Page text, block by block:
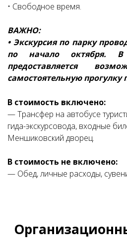
• Свободное время.
ВАЖНО:
•Экскурсия по парку
по начало октября. В
предоставляется
самостоятельную прогулку
В стоимость включено:
— Трансфер на автобусе
гида-экскурсовода, входные
Меншиковский дворец.
В стоимость не включено:
— Обед, личные расходы,